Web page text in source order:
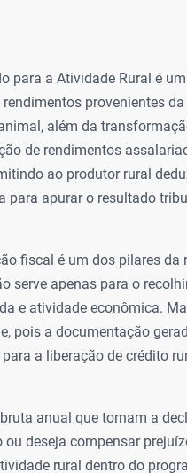
para a Atividade Rural é
provenientes
além da
de rendimentos
ao produtor rural
para apurar o resultado
fiscal é um dos pilares da
serve apenas para o
e atividade econômica.
pois a documentação
a liberação de crédito
anual que tornam a
deseja compensar
rural dentro do